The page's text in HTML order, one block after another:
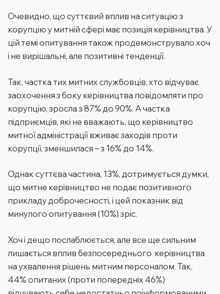
Очевидно, що суттєвий вплив на ситуацію з
корупцію у митній сфері має позиція керівництва. У
цій темі опитування також продемонструвало хоч
і не вирішальні, але позитивні тенденції.
Так, частка тих митних службовців, хто відчуває
заохочення з боку керівництва повідомляти про
корупцію, зросла з 87% до 90%. А частка
підприємців, які не вважають, що керівництво
митної адміністрації вживає заходів проти
корупції, зменшилася – з 16% до 14%.
Однак суттєва частина, 13%, дотримується думки,
що митне керівництво не подає позитивного
прикладу доброчесності, і цей показник від
минулого опитування (10%) зріс.
Хоч і дещо послаблюється, але все ще сильним
лишається вплив безпосереднього керівництва
на ухвалення рішень митним персоналом. Так,
44% опитаних (проти попередніх 46%)